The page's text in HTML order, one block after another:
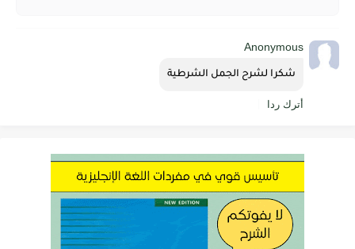
Anonymous
شكرا لشرح الجمل الشرطية
أترك ردا